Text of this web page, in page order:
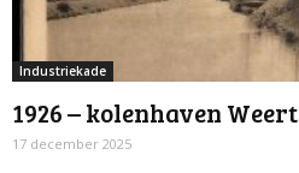
Industriekade
1926 – kolenhaven Weert
17 december 2025